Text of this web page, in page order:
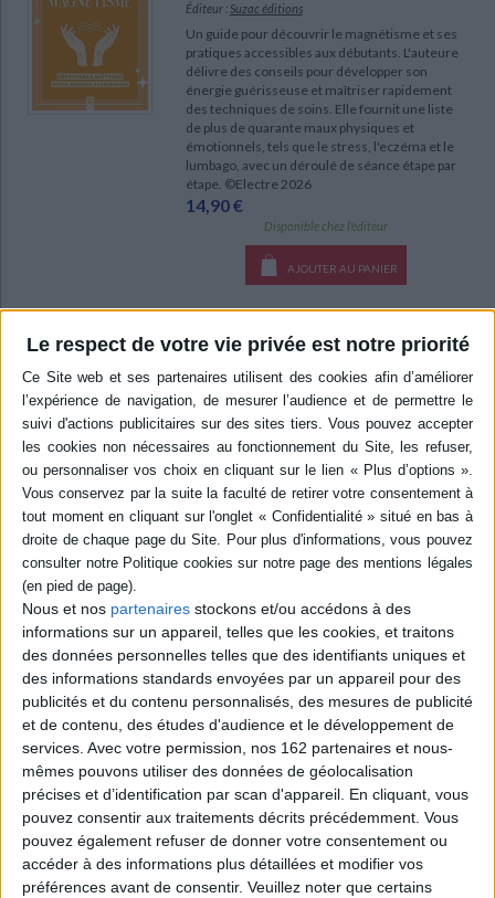
Le respect de votre vie privée est notre priorité
Nous et nos partenaires stockons et/ou accédons à des
informations sur un appareil, telles que les cookies, et traitons
des données personnelles telles que des identifiants uniques et
des informations standards envoyées par un appareil pour des
publicités et du contenu personnalisés, des mesures de publicité
et de contenu, des études d'audience et le développement de
services. Avec votre permission, nos 162 partenaires et nous-
mêmes pouvons utiliser des données de géolocalisation
précises et d’identification par scan d'appareil. En cliquant, vous
pouvez consentir aux traitements décrits précédemment. Vous
pouvez également refuser de donner votre consentement ou
accéder à des informations plus détaillées et modifier vos
préférences avant de consentir. Veuillez noter que certains
Éditeur : Suzac éditions
Un guide pour découvrir le magnétisme et ses
pratiques accessibles aux débutants. L'auteure
délivre des conseils pour développer son
énergie guérisseuse et maîtriser rapidement
des techniques de soins. Elle fournit une liste
de plus de quarante maux physiques et
émotionnels, tels que le stress, l'eczéma et le
lumbago, avec un déroulé de séance étape par
étape. ©Electre 2026
14,90 €
Disponible chez l'éditeur
AJOUTER AU PANIER
Mon cahier de tisanes : pour se soigner avec
les plantes
Cahier pour connaître les vertus
thérapeutiques de soixante plantes et pour
savoir réaliser plus de 200 recettes d'infusions
afin de se soigner de manière naturelle et
économique. ©Electre 2026
10,00 €
En stock *
*stock limité
Mon cahier des fleurs de Bach : harmonisez
vos émotions grâce aux élixirs floraux
Maud Gracien
Éditeur :Editions Mosaïque-Santé
La conseillère en fleurs de Bach présente des
situations concrètes et propose les élixirs
floraux qui leur correspondent. Elle apporte des
explications au sujet de 38 élixirs afin que le
lecteur soit à même de les choisir selon ses
besoins personnels. ©Electre 2026
9,00 €
Disponible chez l'éditeur